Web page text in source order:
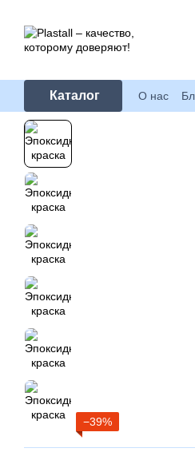
Каталог О нас
−39%